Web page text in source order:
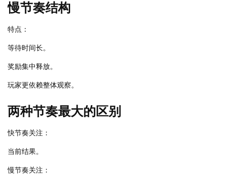
慢节奏结构
特点：
等待时间长。
奖励集中释放。
玩家更依赖整体观察。
两种节奏最大的区别
快节奏关注：
当前结果。
慢节奏关注：